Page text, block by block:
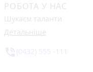
РОБОТА У НАС
Шукаєм таланти
Детальніше